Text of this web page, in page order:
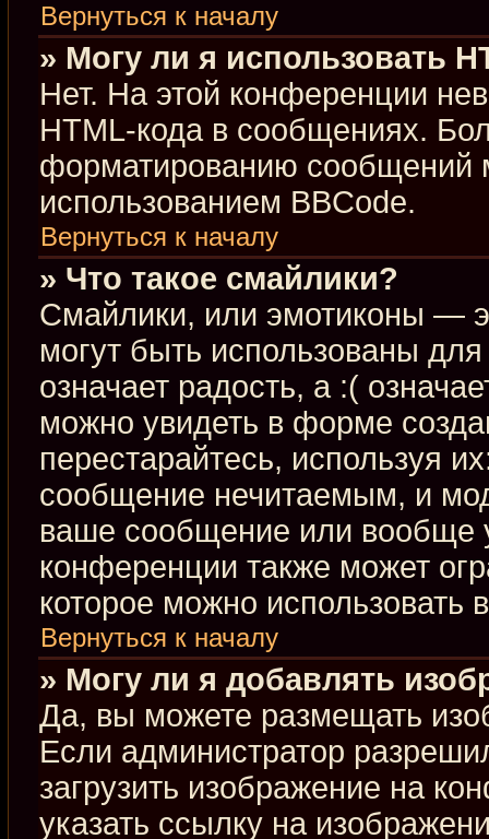
Вернуться к началу
» Могу ли я использовать
Нет. На этой конференции
HTML-кода в сообщениях.
форматированию сообщений
использованием BBCode.
Вернуться к началу
» Что такое смайлики?
Смайлики, или эмотиконы —
могут быть использованы
означает радость, а :(
можно увидеть в форме
перестарайтесь, используя
сообщение нечитаемым, и
ваше сообщение или вообще
конференции также может
которое можно использовать
Вернуться к началу
» Могу ли я добавлять
Да, вы можете размещать
Если администратор
загрузить изображение на
указать ссылку на